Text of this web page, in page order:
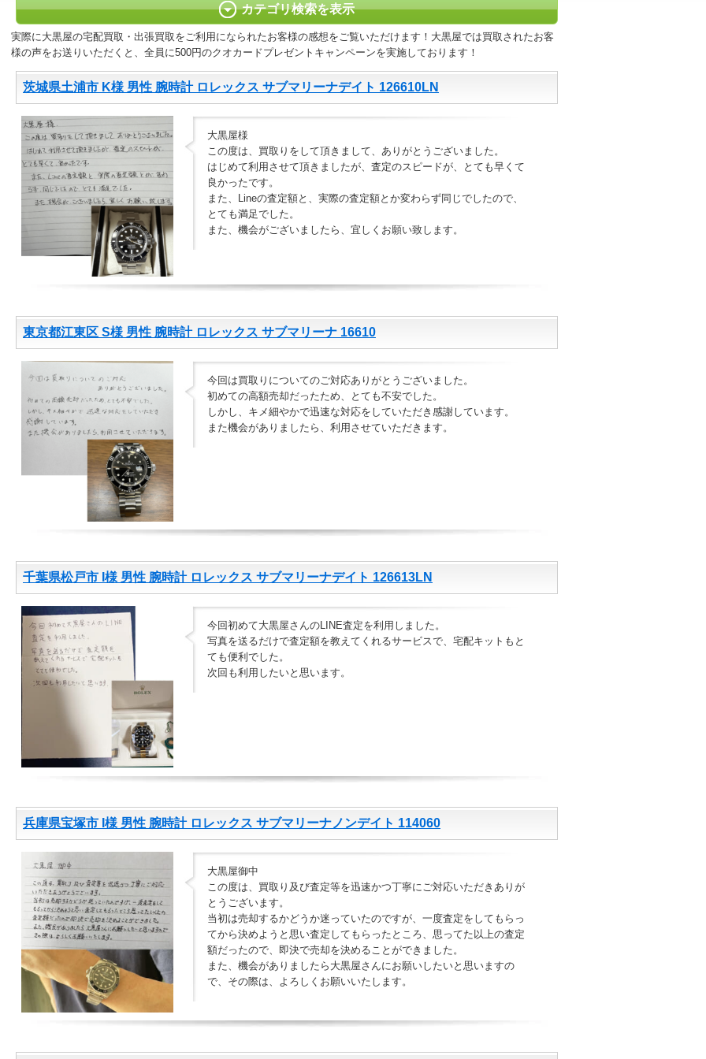
カテゴリ検索を表示
実際に大黒屋の宅配買取・出張買取をご利用になられたお客様の感想をご覧いただけます！大黒屋では買取されたお客
様の声をお送りいただくと、全員に500円のクオカードプレゼントキャンペーンを実施しております！
茨城県土浦市 K様 男性 腕時計 ロレックス サブマリーナデイト 126610LN
大黒屋様
この度は、買取りをして頂きまして、ありがとうございました。
はじめて利用させて頂きましたが、査定のスピードが、とても早くて
良かったです。
また、Lineの査定額と、実際の査定額とか変わらず同じでしたので、
とても満足でした。
また、機会がございましたら、宜しくお願い致します。
東京都江東区 S様 男性 腕時計 ロレックス サブマリーナ 16610
今回は買取りについてのご対応ありがとうございました。
初めての高額売却だったため、とても不安でした。
しかし、キメ細やかで迅速な対応をしていただき感謝しています。
また機会がありましたら、利用させていただきます。
千葉県松戸市 I様 男性 腕時計 ロレックス サブマリーナデイト 126613LN
今回初めて大黒屋さんのLINE査定を利用しました。
写真を送るだけで査定額を教えてくれるサービスで、宅配キットもと
ても便利でした。
次回も利用したいと思います。
兵庫県宝塚市 I様 男性 腕時計 ロレックス サブマリーナノンデイト 114060
大黒屋御中
この度は、買取り及び査定等を迅速かつ丁寧にご対応いただきありが
とうございます。
当初は売却するかどうか迷っていたのですが、一度査定をしてもらっ
てから決めようと思い査定してもらったところ、思ってた以上の査定
額だったので、即決で売却を決めることができました。
また、機会がありましたら大黒屋さんにお願いしたいと思いますの
で、その際は、よろしくお願いいたします。